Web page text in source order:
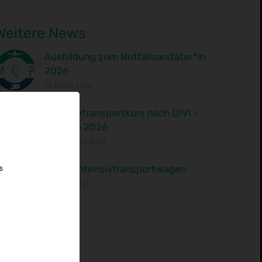
News
Ausbildung zum Notfallsanitäter*in
2026
Intensivtransportkurs nach DIVI –
Termine 2026
Neuer Intensivtransportwagen